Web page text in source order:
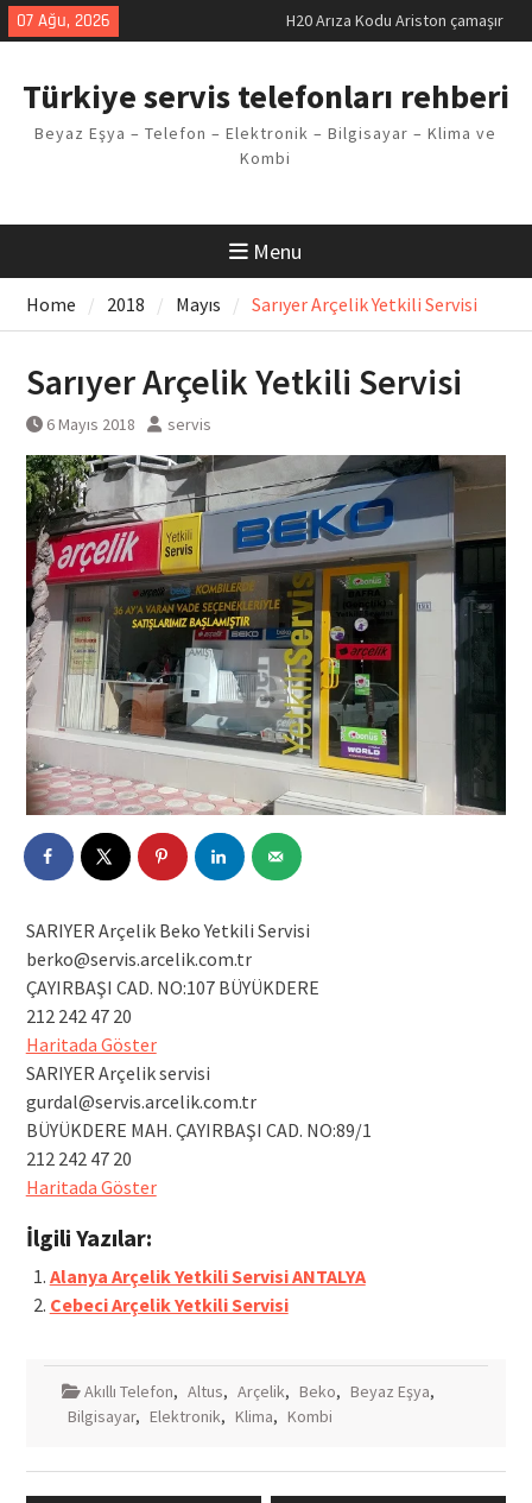
Skip
to
07 Ağu, 2026
H20 Arıza Kodu Ariston çamaşır
makinesi Sorunu
Arçelik buzdolabı F5 Hatası
Vaillant çamaşır makinesi E03
Arıza Kodu
Türkiye servis telefonları rehberi
Beyaz Eşya – Telefon – Elektronik – Bilgisayar – Klima ve
Kombi
Menu
Home 2018 Mayıs Sarıyer Arçelik Yetkili Servisi
Sarıyer Arçelik Yetkili Servisi
6 Mayıs 2018 servis
SARIYER Arçelik Beko Yetkili Servisi
berko@servis.arcelik.com.tr
ÇAYIRBAŞI CAD. NO:107 BÜYÜKDERE
212 242 47 20
Haritada Göster
SARIYER Arçelik servisi
gurdal@servis.arcelik.com.tr
BÜYÜKDERE MAH. ÇAYIRBAŞI CAD. NO:89/1
212 242 47 20
Haritada Göster
İlgili Yazılar:
Alanya Arçelik Yetkili Servisi ANTALYA
Cebeci Arçelik Yetkili Servisi
Akıllı Telefon, Altus, Arçelik, Beko, Beyaz Eşya,
Bilgisayar, Elektronik, Klima, Kombi